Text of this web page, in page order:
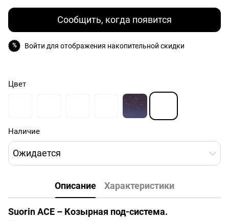
Сообщить, когда появится
% Войти для отображения накопительной скидки
Цвет
Наличие
Ожидается
Описание Характеристики
Suorin ACE – Козырная под-система.